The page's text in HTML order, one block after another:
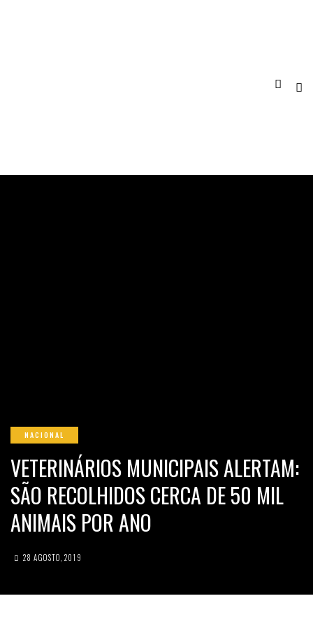
NACIONAL
VETERINÁRIOS MUNICIPAIS ALERTAM:
SÃO RECOLHIDOS CERCA DE 50 MIL
ANIMAIS POR ANO
28 AGOSTO, 2019